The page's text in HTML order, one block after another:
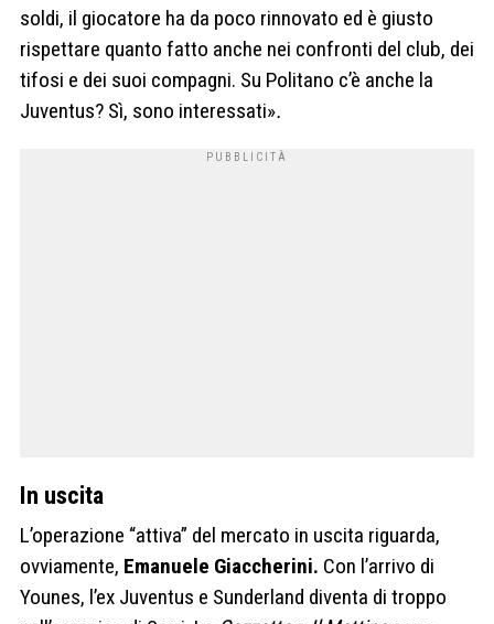
soldi, il giocatore ha da poco rinnovato ed è giusto
rispettare quanto fatto anche nei confronti del club, dei
tifosi e dei suoi compagni. Su Politano c’è anche la
Juventus? Sì, sono interessati».
In uscita
L’operazione “attiva” del mercato in uscita riguarda,
ovviamente, Emanuele Giaccherini. Con l’arrivo di
Younes, l’ex Juventus e Sunderland diventa di troppo